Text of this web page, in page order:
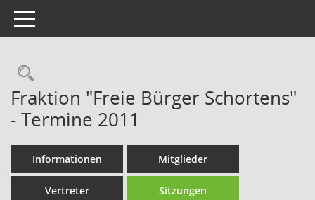
Toggle navigation
Rechercheauswahl
Fraktion "Freie Bürger Schortens"
- Termine 2011
Informationen Mitglieder
Vertreter Sitzungen